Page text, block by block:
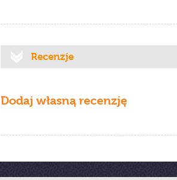
Recenzje
Dodaj własną recenzję